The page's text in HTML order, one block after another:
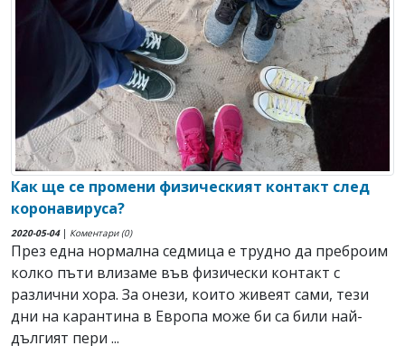
Как ще се промени физическият контакт след
коронавируса?
2020-05-04| Коментари (0)
През една нормална седмица е трудно да преброим
колко пъти влизаме във физически контакт с
различни хора. За онези, които живеят сами, тези
дни на карантина в Европа може би са били най-
дългият пери ...